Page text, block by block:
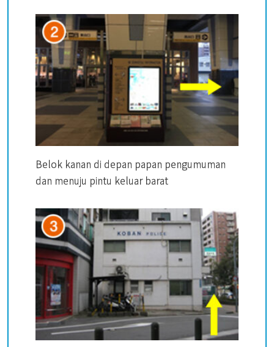
Belok kanan di depan papan pengumuman
dan menuju pintu keluar barat